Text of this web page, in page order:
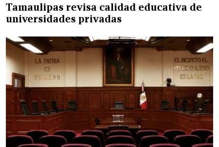
Tamaulipas revisa calidad educativa de
universidades privadas